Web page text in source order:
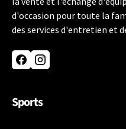
d'occasion pour toute la
des services d'entretien et
FacebookInstagram
Sports